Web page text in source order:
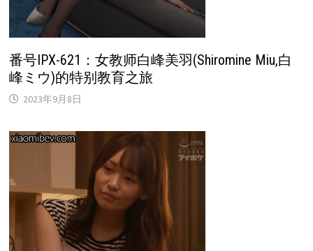
番号IPX-621：女教师白峰美羽(Shiromine Miu,白
峰ミウ)的特别教育之旅
2023年9月8日